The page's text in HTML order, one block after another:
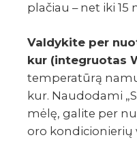
plačiau – net iki 15
Valdy­­­kite per
kur (inte­­gruo­tas
tempe­ra­tūrą
kur. Naudo­dami
mėlę, galite per
oro kondi­cio­nie­­­rių